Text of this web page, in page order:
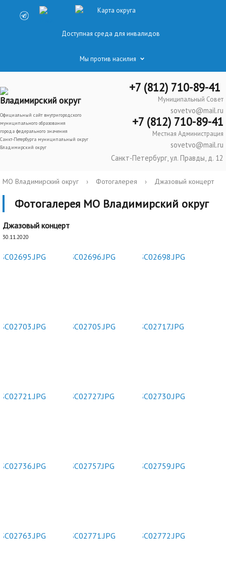
Карта округа
Доступная среда для инвалидов
Мы против насилия
Владимирский округ
Официальный сайт внутригородского
муниципального образования
города федерального значения
Санкт-Петербурга муниципальный округ
Владимирский округ
+7 (812) 710-89-41
Муниципальный Совет
sovetvo@mail.ru
+7 (812) 710-89-41
Местная Администрация
sovetvo@mail.ru
Санкт-Петербург, ул. Правды, д. 12
МО Владимирский округ › Фотогалерея › Джазовый концерт
Фотогалерея МО Владимирский округ
Джазовый концерт
30.11.2020